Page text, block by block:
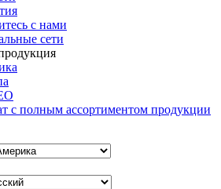
с нами
сети
с полным ассортиментом продукции